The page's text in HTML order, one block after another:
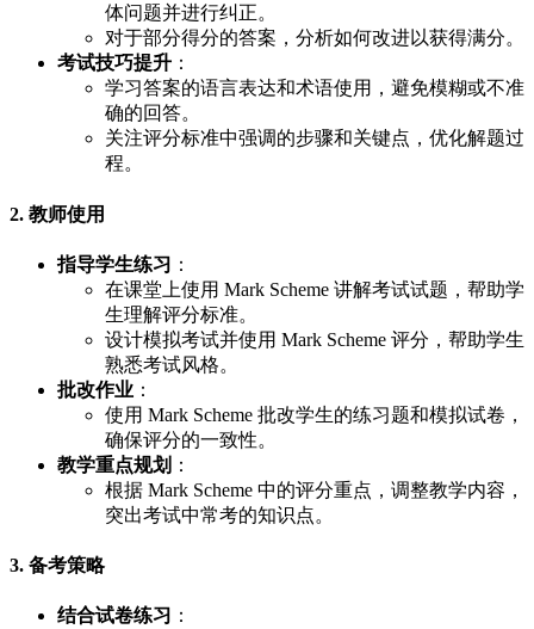
体问题并进行纠正。
对于部分得分的答案，分析如何改进以获得满分。
考试技巧提升 ：
学习答案的语言表达和术语使用，避免模糊或不准
确的回答。
关注评分标准中强调的步骤和关键点，优化解题过
程。
2. 教师使用
指导学生练习 ：
在课堂上使用 Mark Scheme 讲解考试试题，帮助学
生理解评分标准。
设计模拟考试并使用 Mark Scheme 评分，帮助学生
熟悉考试风格。
批改作业 ：
使用 Mark Scheme 批改学生的练习题和模拟试卷，
确保评分的一致性。
教学重点规划 ：
根据 Mark Scheme 中的评分重点，调整教学内容，
突出考试中常考的知识点。
3. 备考策略
结合试卷练习 ：